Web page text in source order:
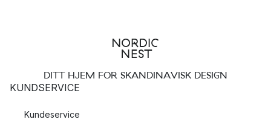
DITT HJEM FOR SKANDINAVISK DESIGN
KUNDSERVICE
Kundeservice